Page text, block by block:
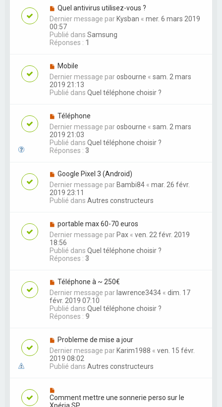
Quel antivirus utilisez-vous ?
Dernier message par Kysban « mer. 6 mars 2019
00:57
Publié dans Samsung
Réponses : 1
Mobile
Dernier message par osbourne « sam. 2 mars
2019 21:13
Publié dans Quel téléphone choisir ?
Téléphone
Dernier message par osbourne « sam. 2 mars
2019 21:03
Publié dans Quel téléphone choisir ?
Réponses : 3
Google Pixel 3 (Android)
Dernier message par Bambi84 « mar. 26 févr.
2019 23:11
Publié dans Autres constructeurs
portable max 60-70 euros
Dernier message par Pax « ven. 22 févr. 2019
18:56
Publié dans Quel téléphone choisir ?
Réponses : 3
Téléphone à ~ 250€
Dernier message par lawrence3434 « dim. 17
févr. 2019 07:10
Publié dans Quel téléphone choisir ?
Réponses : 9
Probleme de mise a jour
Dernier message par Karim1988 « ven. 15 févr.
2019 08:02
Publié dans Autres constructeurs
Comment mettre une sonnerie perso sur le